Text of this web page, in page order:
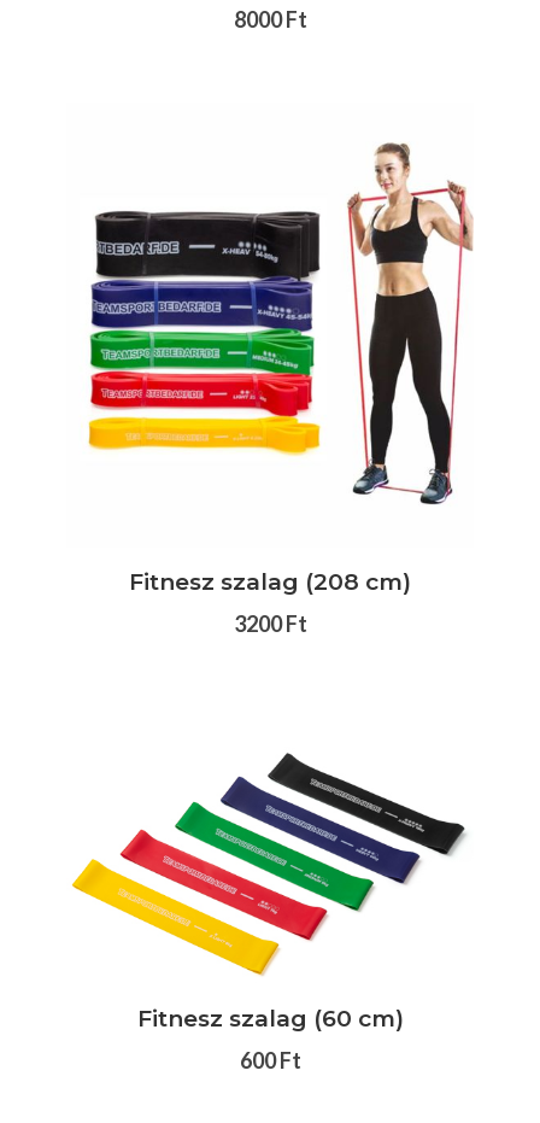
8000 Ft
Fitnesz szalag (208 cm)
3200 Ft
Fitnesz szalag (60 cm)
600 Ft